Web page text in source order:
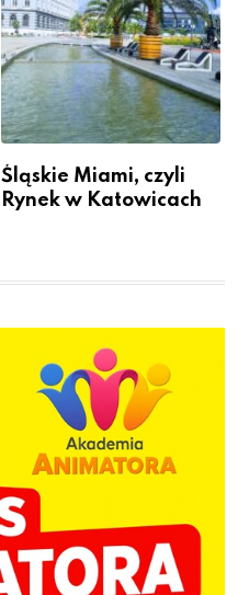
Śląskie Miami, czyli
Rynek w Katowicach